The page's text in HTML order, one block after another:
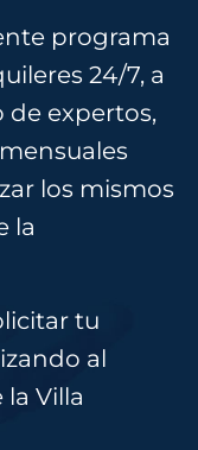
programa
24/7, a
expertos,
los mismos
la
tu
al
Villa